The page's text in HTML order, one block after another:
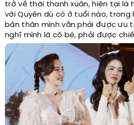
trở về thời thanh xuân, hiện tại là
với Quyên dù có ở tuổi nào, trong
bản thân mình vẫn phải được ưu
nghĩ mình là cô bé, phải được